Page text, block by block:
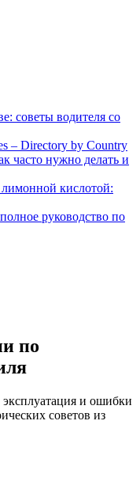
советы водителя со
– Directory by Country
часто нужно делать и
кислотой:
руководство по
по
и ошибки
советов из